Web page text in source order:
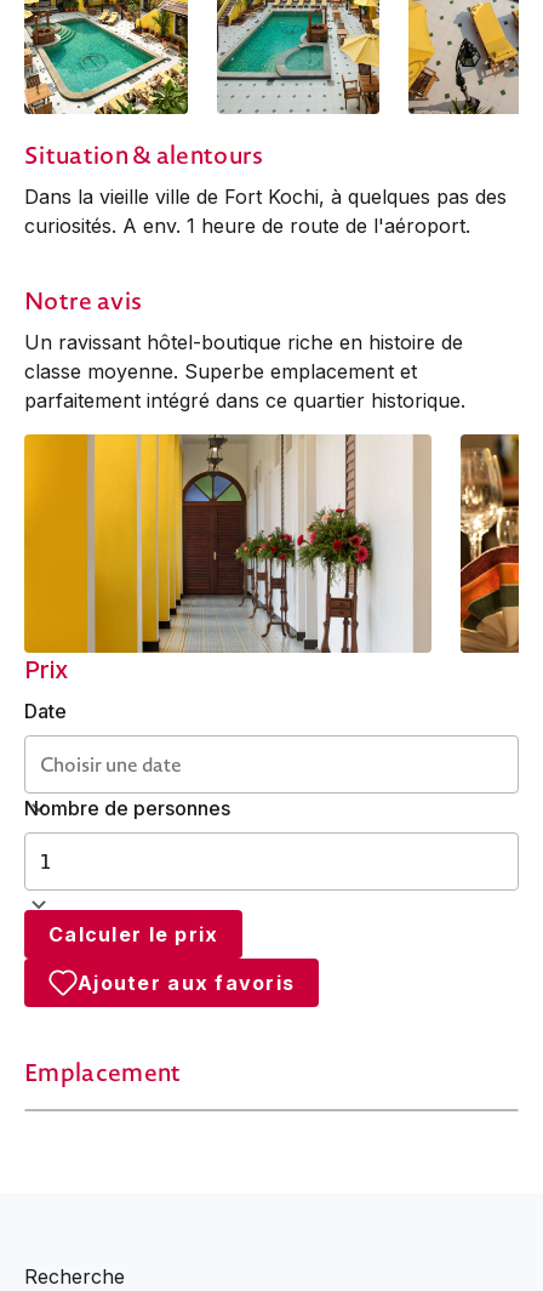
Situation & alentours
Dans la vieille ville de Fort Kochi, à quelques pas des
curiosités. A env. 1 heure de route de l'aéroport.
Notre avis
Un ravissant hôtel-boutique riche en histoire de
classe moyenne. Superbe emplacement et
parfaitement intégré dans ce quartier historique.
Prix
Date
Nombre de personnes
Calculer le prix
Ajouter aux favoris
Emplacement
Recherche